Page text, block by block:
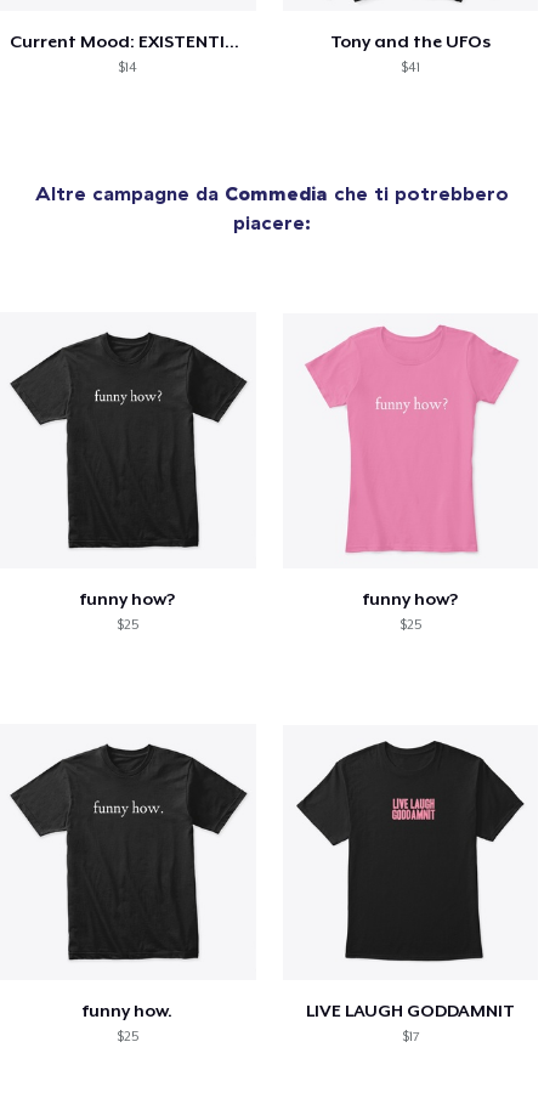
Current Mood: EXISTENTIAL CRISIS
$14
Tony and the UFOs
$41
Altre campagne da Commedia che ti potrebbero
piacere:
funny how?
$25
funny how?
$25
funny how.
$25
LIVE LAUGH GODDAMNIT
$17